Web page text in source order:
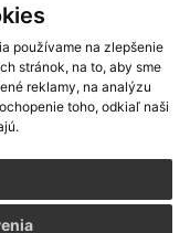
používame na zlepšenie
stránok, na to, aby sme
reklamy, na analýzu
toho, odkiaľ naši
s využitím RSS
Mapa stránok,web portál
,registrácia domény